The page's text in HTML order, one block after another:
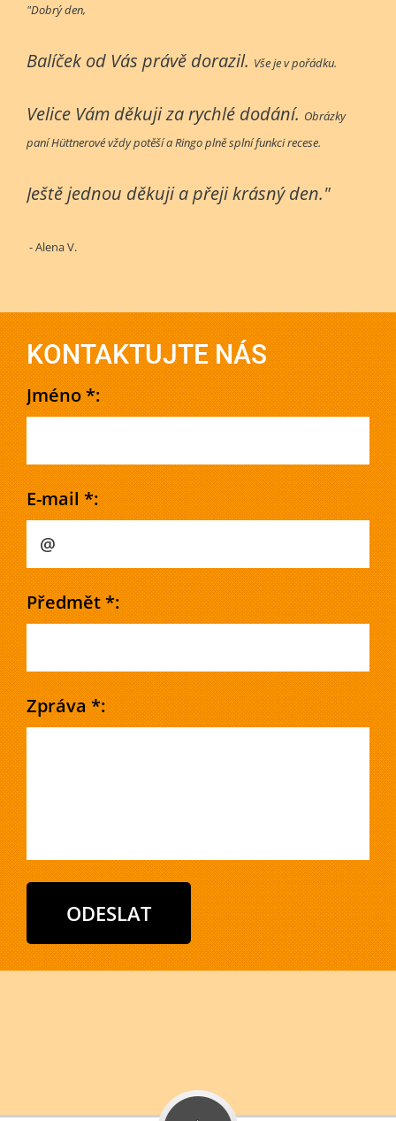
"Dobrý den,
Balíček od Vás právě dorazil. Vše je v pořádku.
Velice Vám děkuji za rychlé dodání. Obrázky
paní Hüttnerové vždy potěší a Ringo plně splní funkci recese.
Ještě jednou děkuji a přeji krásný den."
- Alena V.
KONTAKTUJTE NÁS
Jméno *:
E-mail *:
Předmět *:
Zpráva *: